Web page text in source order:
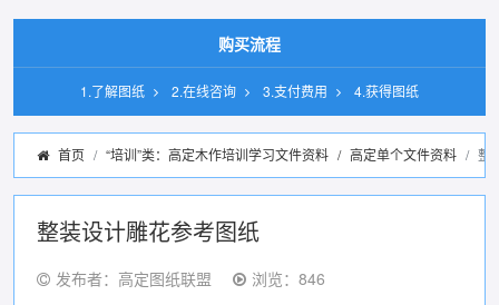
购买流程
1.了解图纸 2.在线咨询 3.支付费用 4.获得图纸
首页 “培训”类：高定木作培训学习文件资料 / 高定单个文件资料 整
整装设计雕花参考图纸
发布者：高定图纸联盟 浏览：846